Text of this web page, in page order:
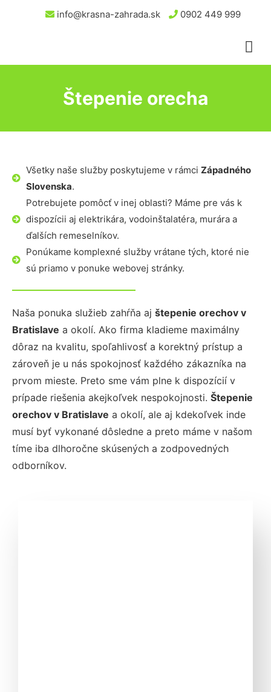
info@krasna-zahrada.sk 0902 449 999
Štepenie orecha
Všetky naše služby poskytujeme v rámci Západného
Slovenska.
Potrebujete pomôcť v inej oblasti? Máme pre vás k
dispozícii aj elektrikára, vodoinštalatéra, murára a
ďalších remeselníkov.
Ponúkame komplexné služby vrátane tých, ktoré nie
sú priamo v ponuke webovej stránky.
Naša ponuka služieb zahŕňa aj štepenie orechov v
Bratislave a okolí. Ako firma kladieme maximálny
dôraz na kvalitu, spoľahlivosť a korektný prístup a
zároveň je u nás spokojnosť každého zákazníka na
prvom mieste. Preto sme vám plne k dispozícií v
prípade riešenia akejkoľvek nespokojnosti. Štepenie
orechov v Bratislave a okolí, ale aj kdekoľvek inde
musí byť vykonané dôsledne a preto máme v našom
tíme iba dlhoročne skúsených a zodpovedných
odborníkov.